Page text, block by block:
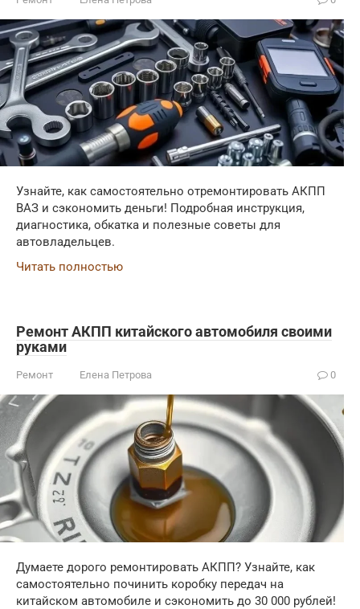
Узнайте, как самостоятельно отремонтировать АКПП
ВАЗ и сэкономить деньги! Подробная инструкция,
диагностика, обкатка и полезные советы для
автовладельцев.
Читать полностью
Ремонт АКПП китайского автомобиля своими
руками
Ремонт Елена Петрова 0
Думаете дорого ремонтировать АКПП? Узнайте, как
самостоятельно починить коробку передач на
китайском автомобиле и сэкономить до 30 000 рублей!